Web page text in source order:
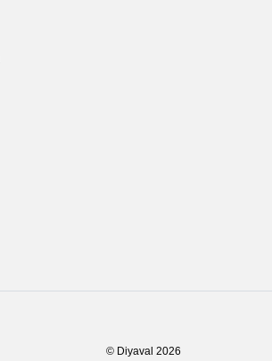
© Diyaval 2026